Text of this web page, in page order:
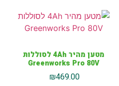
מטען מהיר 4Ah לסוללות
Greenworks Pro 80V
₪469.00